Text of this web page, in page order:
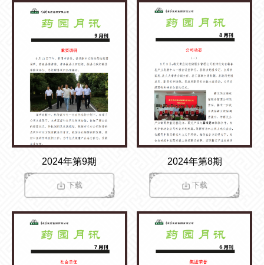
2024年第9期
下载
2024年第8期
下载